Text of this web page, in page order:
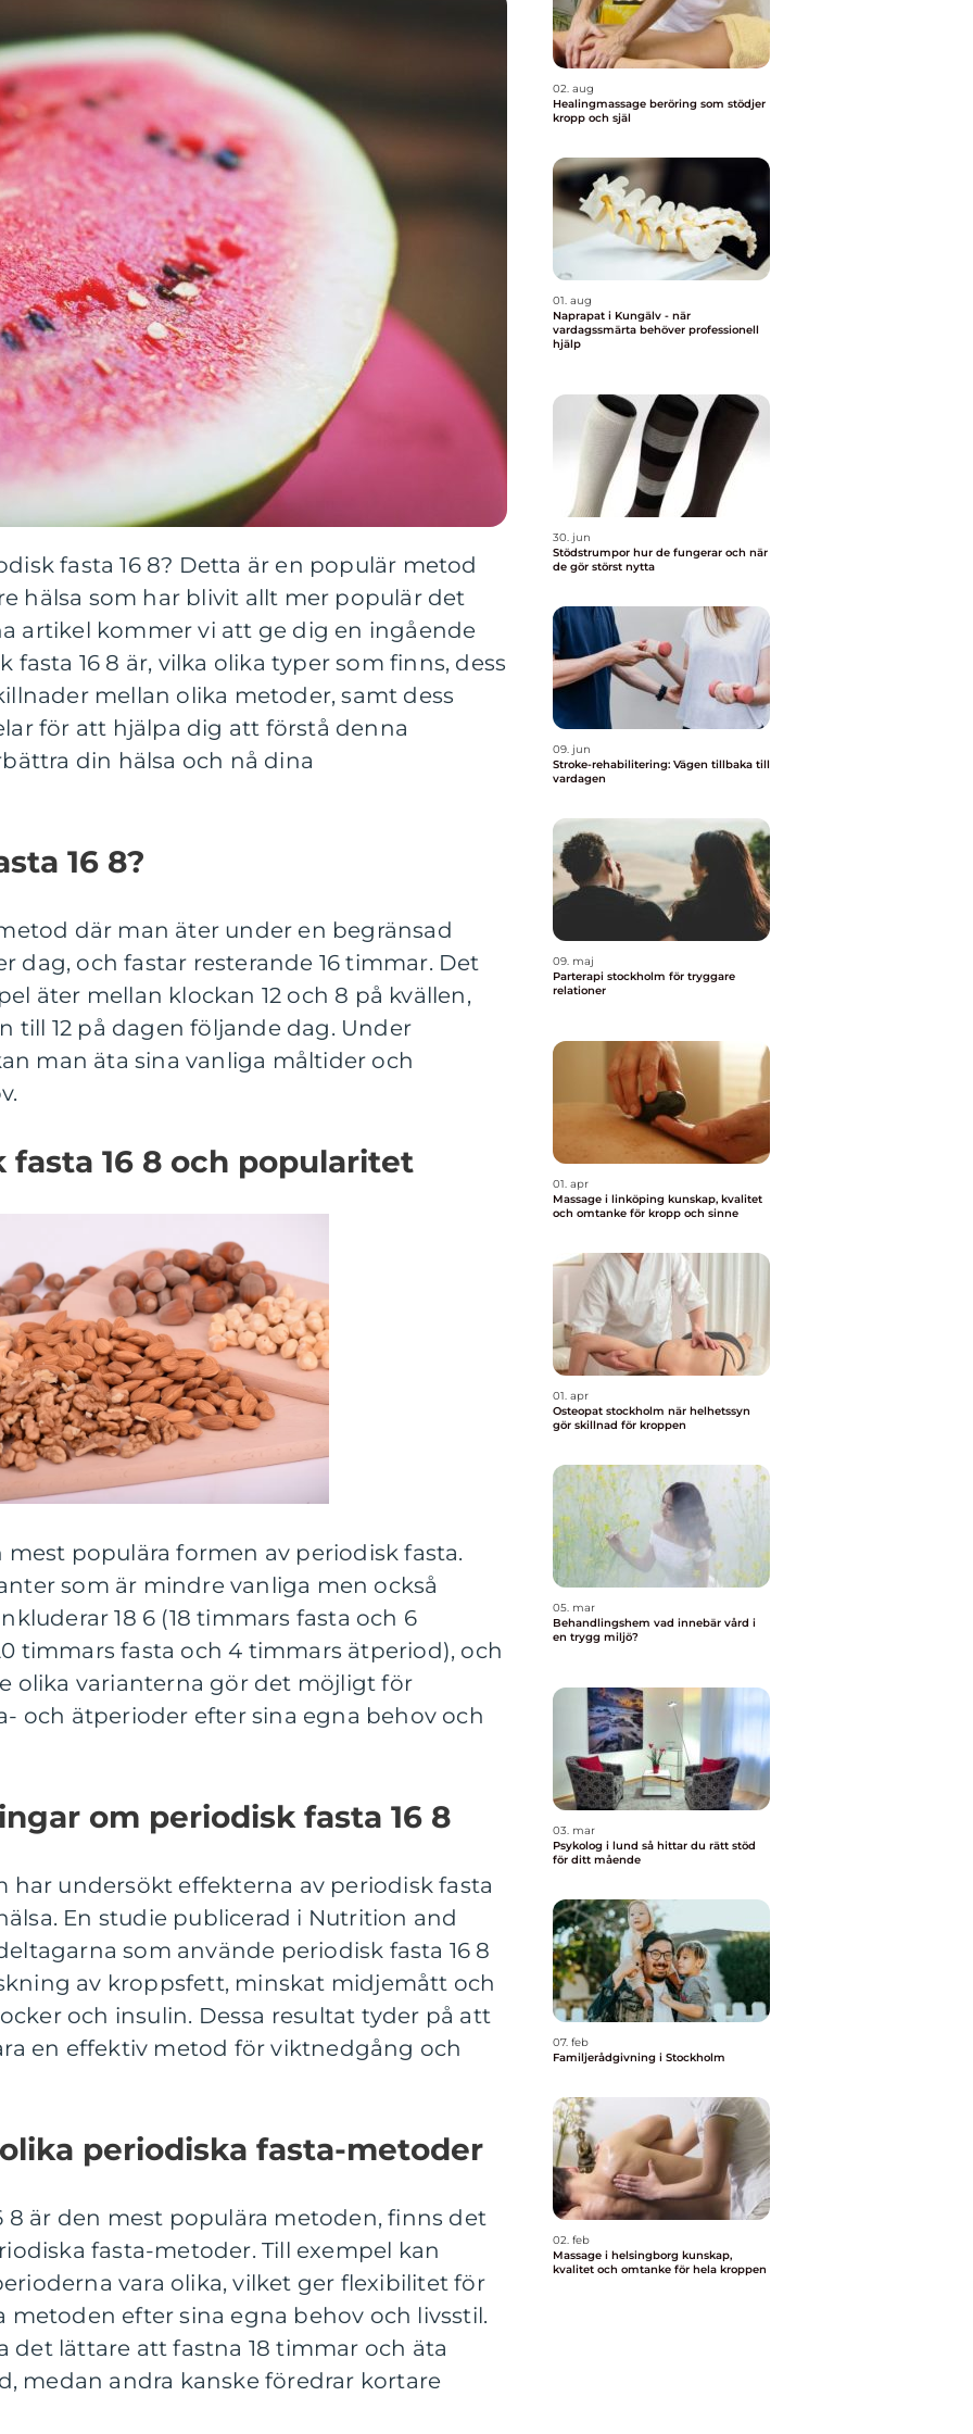
fasta 16 8? Detta är en populär metod
hälsa som har blivit allt mer populär det
artikel kommer vi att ge dig en ingående
fasta 16 8 är, vilka olika typer som finns, dess
mellan olika metoder, samt dess
för att hjälpa dig att förstå denna
din hälsa och nå dina
16 8?
där man äter under en begränsad
dag, och fastar resterande 16 timmar. Det
äter mellan klockan 12 och 8 på kvällen,
till 12 på dagen följande dag. Under
man äta sina vanliga måltider och
fasta 16 8 och popularitet
mest populära formen av periodisk fasta.
som är mindre vanliga men också
18 6 (18 timmars fasta och 6
timmars fasta och 4 timmars ätperiod), och
olika varianterna gör det möjligt för
och ätperioder efter sina egna behov och
om periodisk fasta 16 8
har undersökt effekterna av periodisk fasta
En studie publicerad i Nutrition and
som använde periodisk fasta 16 8
av kroppsfett, minskat midjemått och
och insulin. Dessa resultat tyder på att
en effektiv metod för viktnedgång och
periodiska fasta-metoder
8 är den mest populära metoden, finns det
fasta-metoder. Till exempel kan
vara olika, vilket ger flexibilitet för
metoden efter sina egna behov och livsstil.
det lättare att fastna 18 timmar och äta
medan andra kanske föredrar kortare
02. aug
Healingmassage beröring som stödjer
kropp och själ
01. aug
Naprapat i Kungälv - när
vardagssmärta behöver professionell
hjälp
30. jun
Stödstrumpor hur de fungerar och när
de gör störst nytta
09. jun
Stroke-rehabilitering: Vägen tillbaka till
vardagen
09. maj
Parterapi stockholm för tryggare
relationer
01. apr
Massage i linköping kunskap, kvalitet
och omtanke för kropp och sinne
01. apr
Osteopat stockholm när helhetssyn
gör skillnad för kroppen
05. mar
Behandlingshem vad innebär vård i
en trygg miljö?
03. mar
Psykolog i lund så hittar du rätt stöd
för ditt mående
07. feb
Familjerådgivning i Stockholm
02. feb
Massage i helsingborg kunskap,
kvalitet och omtanke för hela kroppen